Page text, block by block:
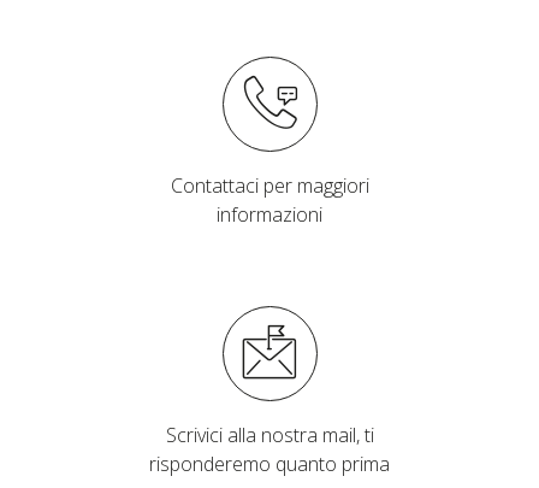
Contattaci per maggiori
informazioni
Scrivici alla nostra mail, ti
risponderemo quanto prima